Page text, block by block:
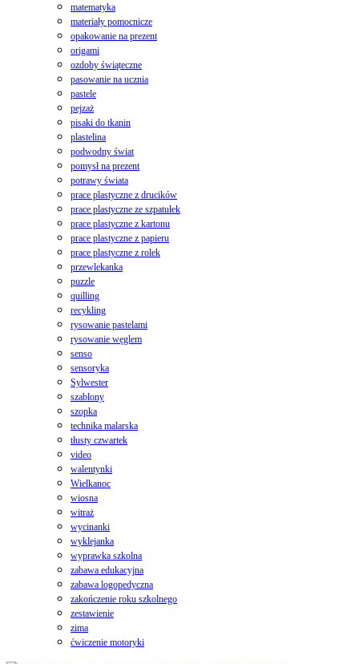
matematyka
materiały pomocnicze
opakowanie na prezent
origami
ozdoby świąteczne
pasowanie na ucznia
pastele
pejzaż
pisaki do tkanin
plastelina
podwodny świat
pomysł na prezent
potrawy świata
prace plastyczne z drucików
prace plastyczne ze szpatułek
prace plastyczne z kartonu
prace plastyczne z papieru
prace plastyczne z rolek
przewlekanka
puzzle
quilling
recykling
rysowanie pastelami
rysowanie węglem
senso
sensoryka
Sylwester
szablony
szopka
technika malarska
tłusty czwartek
video
walentynki
Wielkanoc
wiosna
witraż
wycinanki
wyklejanka
wyprawka szkolna
zabawa edukacyjna
zabawa logopedyczna
zakończenie roku szkolnego
zestawienie
zima
ćwiczenie motoryki